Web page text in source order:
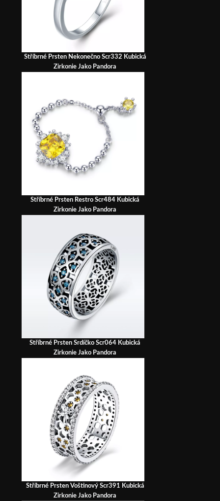
Stříbrné Prsten Nekonečno Scr332 Kubická
Zirkonie Jako Pandora
Stříbrné Prsten Restro Scr484 Kubická
Zirkonie Jako Pandora
Stříbrné Prsten Srdíčko Scr064 Kubická
Zirkonie Jako Pandora
Stříbrné Prsten Voštinový Scr391 Kubická
Zirkonie Jako Pandora